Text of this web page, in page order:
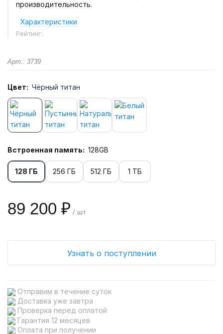
производительность.
Характеристики
Рейтинг:
Арт.: 3739
Цвет: Чёрный титан
Встроенная память: 128GB
128 ГБ 256 ГБ 512 ГБ 1 ТБ
89 200 ₽ / шт
Узнать о поступлении
Отправим в течение суток
Доставка уже завтра
Проверка перед оплатой
Гарантия 12 месяцев
Оплата при получении